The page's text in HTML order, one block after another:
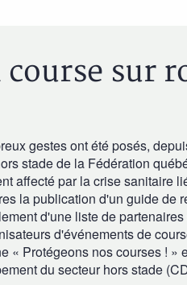
sur
gestes ont été posés,
stade de la Fédération
affecté par la crise sanitaire
la publication d'un guide de
d'une liste de
d'événements de
« Protégeons nos courses !
du secteur hors stade